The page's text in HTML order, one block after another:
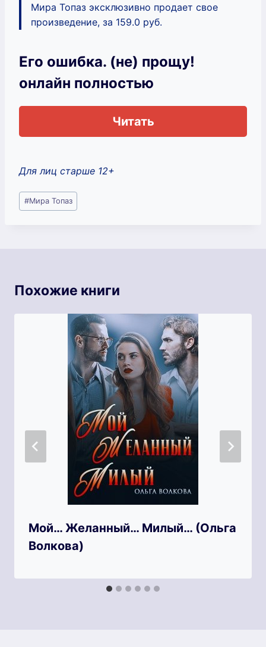
Мира Топаз эксклюзивно продает свое
произведение, за 159.0 руб.
Его ошибка. (не) прощу!
онлайн полностью
Читать
Для лиц старше 12+
Метки
записи:
#Мира Топаз
Похожие книги
Мой… Желанный… Милый… (Ольга
Волкова)